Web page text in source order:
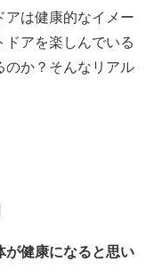
アは健康的なイメー
ドアを楽しんでいる
のか？そんなリアル
が健康になると思い